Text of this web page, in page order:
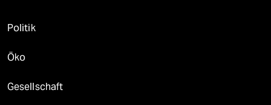
Politik
Öko
Gesellschaft